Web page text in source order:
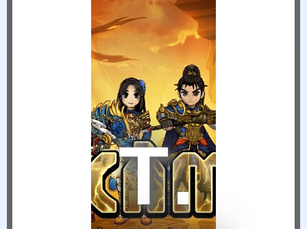
THÔNG BÁO NGỪNG VẬN HÀNH HIỆP KHÁCH MOBILE TẠI VIỆT NAM